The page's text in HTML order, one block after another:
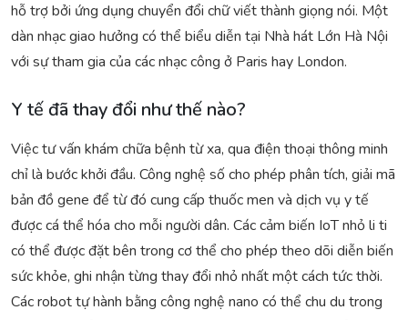
hỗ trợ bởi ứng dụng chuyển đổi chữ viết thành giọng nói. Một
dàn nhạc giao hưởng có thể biểu diễn tại Nhà hát Lớn Hà Nội
với sự tham gia của các nhạc công ở Paris hay London.
Y tế đã thay đổi như thế nào?
Việc tư vấn khám chữa bệnh từ xa, qua điện thoại thông minh
chỉ là bước khởi đầu. Công nghệ số cho phép phân tích, giải mã
bản đồ gene để từ đó cung cấp thuốc men và dịch vụ y tế
được cá thể hóa cho mỗi người dân. Các cảm biến IoT nhỏ li ti
có thể được đặt bên trong cơ thể cho phép theo dõi diễn biến
sức khỏe, ghi nhận từng thay đổi nhỏ nhất một cách tức thời.
Các robot tự hành bằng công nghệ nano có thể chu du trong